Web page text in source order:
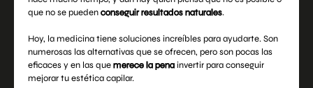
que no se puedenconseguir resultados naturales.
Hoy, la medicina tiene soluciones increíbles para ayudarte. Son
numerosas las alternativas que se ofrecen, pero son pocas las
eficaces y en las quemerece la penainvertir para conseguir
mejorar tu estética capilar.